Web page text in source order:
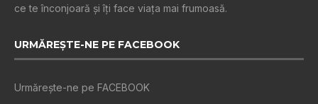
ce te înconjoară şi îţi face viaţa mai frumoasă.
URMĂREȘTE-NE PE FACEBOOK
Urmărește-ne pe FACEBOOK